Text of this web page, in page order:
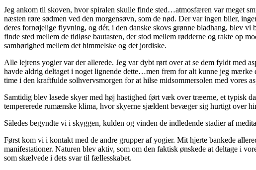
Jeg ankom til skoven, hvor spiralen skulle finde sted…atmosfæren var meget
næsten røre sødmen ved den morgensøvn, som de nød. Der var ingen biler,
deres fornøjelige flyvning, og dér, i den danske skovs grønne bladhang, blev
finde sted mellem de tidløse bautasten, der stod mellem rødderne og rakte op
samhørighed mellem det himmelske og det jordiske.
Alle lejrens yogier var der allerede. Jeg var dybt rørt over at se dem fyldt med
havde aldrig deltaget i noget lignende dette…men frem for alt kunne jeg mærke
time i den kraftfulde solhvervsmorgen for at hilse midsommersolen med vores
Samtidig blev lasede skyer med høj hastighed ført væk over træerne, et typisk
tempererede rumænske klima, hvor skyerne sjældent bevæger sig hurtigt over
Således begyndte vi i skyggen, kulden og vinden de indledende stadier af
Først kom vi i kontakt med de andre grupper af yogier. Mit hjerte bankede
manifestationer. Naturen blev aktiv, som om den faktisk ønskede at deltage i
som skælvede i dets svar til fællesskabet.